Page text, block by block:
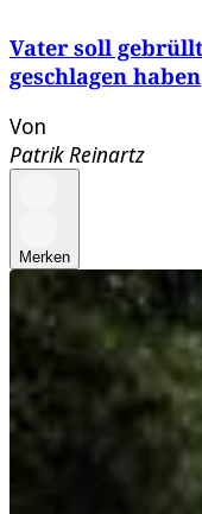
Vater soll
geschlagen haben
Von
Patrik Reinartz
Merken